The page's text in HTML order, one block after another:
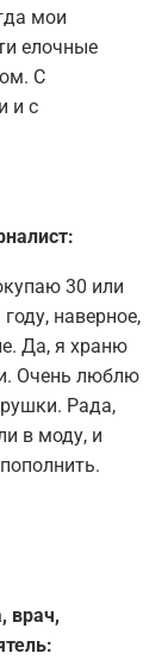
мои
елочные
С
и с
30 или
наверное,
Да, я храню
Очень люблю
Рада,
в моду, и
врач,